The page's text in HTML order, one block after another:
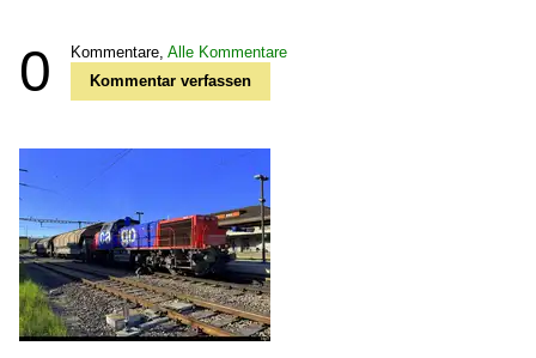
0 Kommentare, Alle Kommentare
Kommentar verfassen